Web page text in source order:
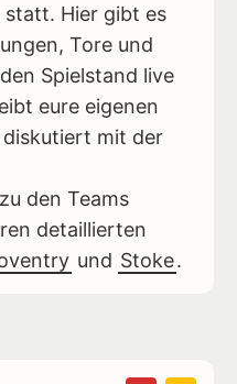
statt. Hier gibt es
Tore und
Spielstand live
eure eigenen
diskutiert mit der
den Teams
detaillierten
und Stoke.